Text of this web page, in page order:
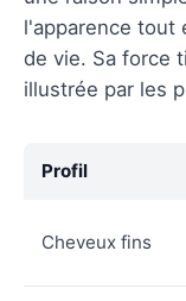
l'apparence tout
de vie. Sa force
illustrée par les
Profil
Cheveux fins